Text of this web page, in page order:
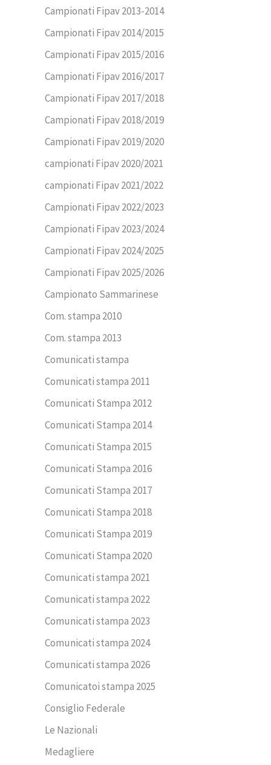
Campionati Fipav 2013-2014
Campionati Fipav 2014/2015
Campionati Fipav 2015/2016
Campionati Fipav 2016/2017
Campionati Fipav 2017/2018
Campionati Fipav 2018/2019
Campionati Fipav 2019/2020
campionati Fipav 2020/2021
campionati Fipav 2021/2022
Campionati Fipav 2022/2023
Campionati Fipav 2023/2024
Campionati Fipav 2024/2025
Campionati Fipav 2025/2026
Campionato Sammarinese
Com. stampa 2010
Com. stampa 2013
Comunicati stampa
Comunicati stampa 2011
Comunicati Stampa 2012
Comunicati Stampa 2014
Comunicati Stampa 2015
Comunicati Stampa 2016
Comunicati Stampa 2017
Comunicati Stampa 2018
Comunicati Stampa 2019
Comunicati Stampa 2020
Comunicati stampa 2021
Comunicati stampa 2022
Comunicati stampa 2023
Comunicati stampa 2024
Comunicati stampa 2026
Comunicatoi stampa 2025
Consiglio Federale
Le Nazionali
Medagliere